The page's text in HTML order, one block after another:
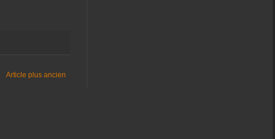
Article plus ancien